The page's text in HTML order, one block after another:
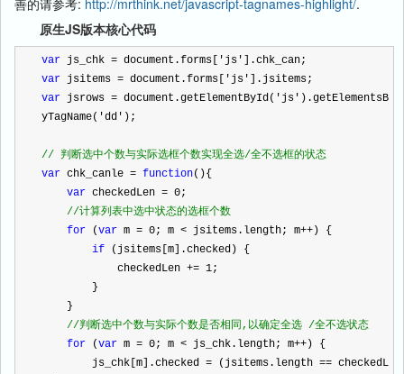
善的请参考: http://mrthink.net/javascript-tagnames-highlight/.
原生JS版本核心代码
var js_chk = document.forms[ ' js '
].chk_can;
var jsitems = document.forms[ ' js '
].jsitems;
var jsrows = document.getElementById( ' js ' ).getElementsB
yTagName( 'dd ' );
// 判断选中个数与实际选框个数实现全选/全不选框的状态
var chk_canle = function(){
var checkedLen = 0;
//计算列表中选中状态的选框个数
for (var m = 0; m < jsitems.length; m++ ) {
if (jsitems[m].checked) {
            checkedLen
+= 1;
        }
    }
//判断选中个数与实际个数是否相同,以确定全选 /全不选状态
for (var m = 0; m < js_chk.length; m++ ) {
        js_chk[m].checked
= (jsitems.length == checkedL